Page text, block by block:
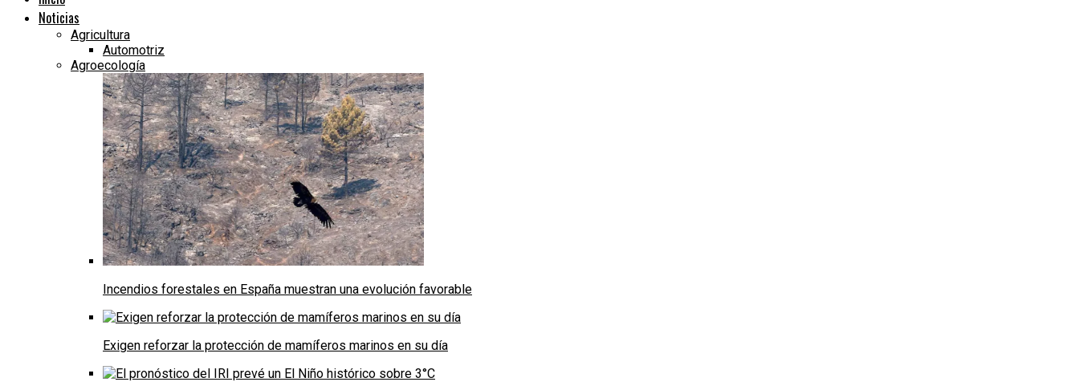
Noticias
Agricultura
Automotriz
Agroecología
Incendios forestales en España muestran una evolución favorable
Exigen reforzar la protección de mamíferos marinos en su día